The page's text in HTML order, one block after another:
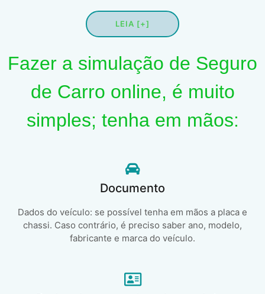
LEIA [+]
Fazer a simulação de Seguro
de Carro online, é muito
simples; tenha em mãos:
Documento
Dados do veículo: se possível tenha em mãos a placa e
chassi. Caso contrário, é preciso saber ano, modelo,
fabricante e marca do veículo.